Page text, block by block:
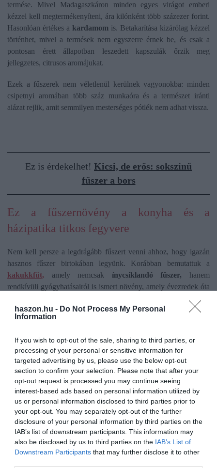
haszon.hu - Do Not Process My Personal
Information
If you wish to opt-out of the sale, sharing to third parties, or
processing of your personal or sensitive information for
targeted advertising by us, please use the below opt-out
section to confirm your selection. Please note that after your
opt-out request is processed you may continue seeing
interest-based ads based on personal information utilized by
us or personal information disclosed to third parties prior to
your opt-out. You may separately opt-out of the further
disclosure of your personal information by third parties on the
IAB’s list of downstream participants. This information may
also be disclosed by us to third parties on the IAB’s List of
Downstream Participants that may further disclose it to other
termése. Mivel Madagaszkáron minden egyes virágot emberi
kézzel kell megtermékenyíteni, ára kilónként több százezer forint.
Hasonlóan értékes a kardamom is. Betakarítása kizárólag kézzel
történhet, mivel a termések nem egyszerre érnek be, és csak a
pontosan érett állapotban leszedett kapszulák őrzik meg
jellegzetes, citrusos aromájukat.
Ezek a fűszerek nem véletlenül kerülnek vagyonokba: minden
csipetnyi aromában több száz munkaóra és a természet iránti
alázat rejlik, amit semmilyen mesterséges pótlék nem adhat vissza.
Ez is érdekelhet! Kicsi, de erős: sokszínű
fűszer a bors
Ez a fűszernövény a konyha és a
házipatika titkos fegyvere
Nem kell persze a legdrágább fűszert venni ahhoz, hogy igazán
hasznos fűszer birtokában legyünk. Korábban bemutattuk a
kakukkfűt, amely nemcsak ínycsiklandó fűszer, hanem
rendkívüli gyógyhatásairól is ismert növény, amely évezredek óta
már világszerte elterjedt és könnyen hozzáférhető.
Kitűnő
köhögéscsillapító,
Olvasd el ezt is!
Függőséget is okozhat a világ második legdrágább
fűszere
Milliókat ér ez a fűszernövény: miért nem
termesztjük?
Immunerősítő és fontos fűszer is ez a csodanövény